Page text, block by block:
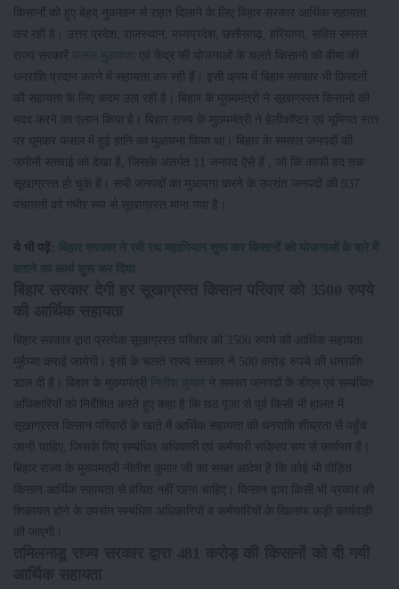
किसानों को हुए बेहद नुकसान से राहत दिलाने के लिए बिहार सरकार आर्थिक सहायता
कर रही है। उत्तर प्रदेश, राजस्थान, मध्यप्रदेश, छत्तीसगढ़, हरियाणा, सहित समस्त
राज्य सरकारें
फसल मुआवजा
एवं केंद्र की योजनाओं के चलते किसानों को बीमा की
धनराशि प्रदान करने में सहायता कर रही हैं। इसी क्रम में बिहार सरकार भी किसानों
की सहायता के लिए कदम उठा रही है। बिहार के मुख्यमंत्री ने सूखाग्रस्त किसानों की
मदद करने का एलान किया है। बिहार राज्य के मुख्यमंत्री ने हेलीकॉप्टर एवं भूमिगत स्तर
पर घूमकर फसल में हुई हानि का मुआयना किया था। बिहार के समस्त जनपदों की
जमीनी सच्चाई को देखा है, जिसके अंतर्गत 11 जनपद ऐसे हैं , जो कि काफी हद तक
सूखाग्रस्त हो चुके हैं। सभी जनपदों का मुआयना करने के उपरांत जनपदों की 937
पंचायतों को गंभीर रूप से सूखाग्रस्त माना गया है।
ये भी पढ़ें: बिहार सरकार ने रबी रथ महाभियान शुरू कर किसानों को योजनाओं के बारे में
बताने का कार्य शुरू कर दिया
बिहार सरकार द्वारा प्रत्येक सूखाग्रस्त परिवार को 3500 रुपये की आर्थिक सहायता
मुहैय्या कराई जायेगी। इसी के चलते राज्य सरकार ने 500 करोड़ रुपये की धनराशि
डाल दी है। बिहार के मुख्यमंत्री
नितीश कुमार ने समस्त जनपदों के डीएम एवं सम्बंधित
अधिकारियों को निर्देशित करते हुए कहा है कि छठ पूजा से पूर्व किसी भी हालत में
सूखाग्रस्त किसान परिवारों के खाते में आर्थिक सहायता की धनराशि शीघ्रता से पहुँच
जानी चाहिए, जिसके लिए सम्बंधित अधिकारी एवं कर्मचारी सक्रिय रूप से कार्यरत हैं।
बिहार राज्य के मुख्यमत्री नीतीश कुमार जी का सख्त आदेश है कि कोई भी पीड़ित
किसान आर्थिक सहायता से वंचित नहीं रहना चाहिए। किसान द्वारा किसी भी प्रकार की
शिकायत होने के उपरांत सम्बंधित अधिकारियों व कर्मचारियों के खिलाफ कड़ी कार्यवाही
की जाएगी।